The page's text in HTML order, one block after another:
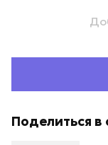
Поделиться в